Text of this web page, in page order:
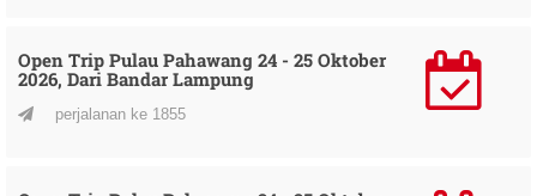
Open Trip Pulau Pahawang 24 - 25 Oktober
2026, Dari Bandar Lampung
perjalanan ke 1855